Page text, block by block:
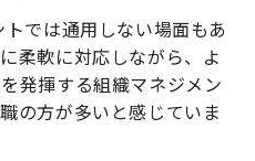
では通用しない場面もあ
柔軟に対応しながら、よ
発揮する組織マネジメン
の方が多いと感じていま